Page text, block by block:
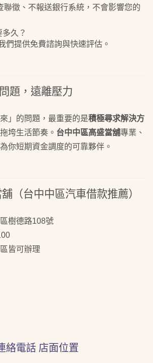
聯徵、不報送銀行系統，不會影響您的
久？
們提供免費諮詢與快速評估。
題，遠離壓力
」的問題，最重要的是積極尋求解決方
垮生活節奏。 台中中區高盛當舖專業、
你短期資金調度的可靠夥伴。
（台中中區汽車借款推薦）
樹德路108號
區皆可辦理
絡電話 店面位置